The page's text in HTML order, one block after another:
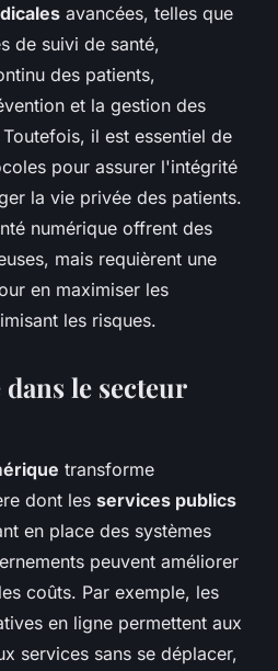
avancées, telles que
de suivi de santé,
des patients,
et la gestion des
il est essentiel de
pour assurer l'intégrité
la vie privée des patients.
numérique offrent des
mais requièrent une
en maximiser les
les risques.
le secteur
transforme
dont les services publics
en place des systèmes
peuvent améliorer
coûts. Par exemple, les
en ligne permettent aux
services sans se déplacer,